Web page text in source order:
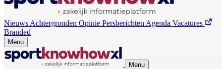
Nieuws Achtergronden Opinie Persberichten Agenda Vacatures
Branded
Menu
Menu